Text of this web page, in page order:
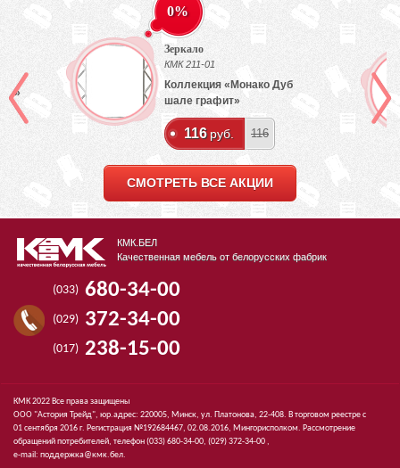
0%
Зеркало
КМК 211-01
Коллекция «Монако Дуб
шале графит»
116 руб. 116
СМОТРЕТЬ ВСЕ АКЦИИ
КМК.БЕЛ
Качественная мебель от белорусских фабрик
(033) 680-34-00
(029) 372-34-00
(017) 238-15-00
КМК 2022 Все права защищены
ООО "Астория Трейд", юр.адрес: 220005, Минск, ул. Платонова, 22-408. В торговом реестре с
01 сентября 2016 г. Регистрация №192684467, 02.08.2016, Мингорисполком. Рассмотрение
обращений потребителей, телефон(033)680-34-00, (029)372-34-00 ,
e-mail: поддержка@кмк.бел.